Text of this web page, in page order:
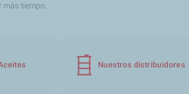
tiempo.
Nuestros distribuidores